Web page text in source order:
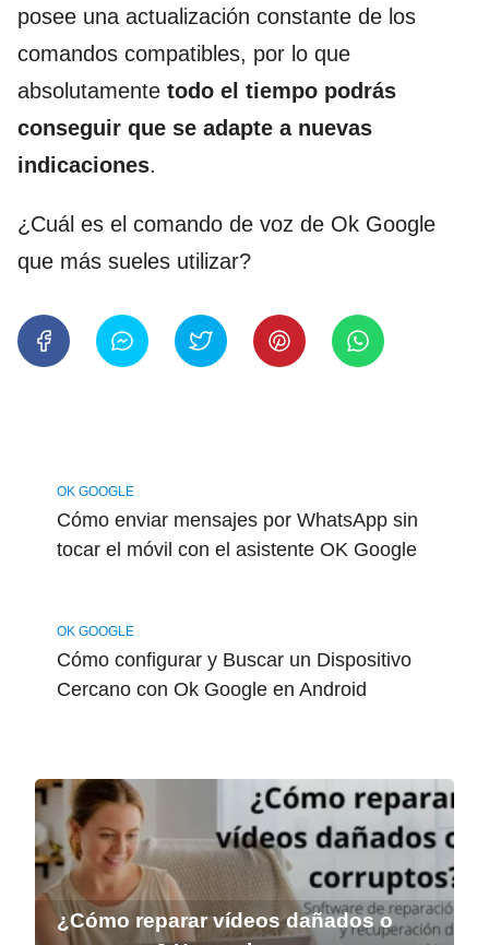
posee una actualización constante de los
comandos compatibles, por lo que
absolutamente todo el tiempo podrás
conseguir que se adapte a nuevas
indicaciones.
¿Cuál es el comando de voz de Ok Google
que más sueles utilizar?
OK GOOGLE
Cómo enviar mensajes por WhatsApp sin
tocar el móvil con el asistente OK Google
OK GOOGLE
Cómo configurar y Buscar un Dispositivo
Cercano con Ok Google en Android
¿Cómo reparar vídeos dañados o